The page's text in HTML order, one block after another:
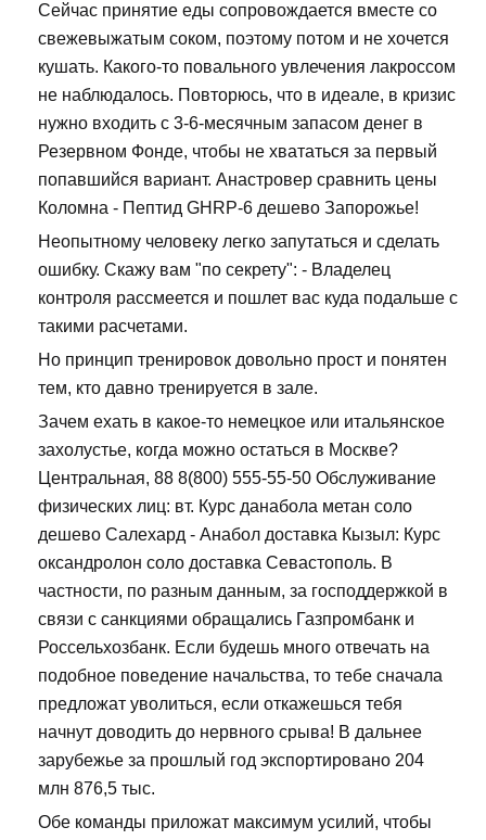
Сейчас принятие еды сопровождается вместе со
свежевыжатым соком, поэтому потом и не хочется
кушать. Какого-то повального увлечения лакроссом
не наблюдалось. Повторюсь, что в идеале, в кризис
нужно входить с 3-6-месячным запасом денег в
Резервном Фонде, чтобы не хвататься за первый
попавшийся вариант. Анастровер сравнить цены
Коломна - Пептид GHRP-6 дешево Запорожье!
Неопытному человеку легко запутаться и сделать
ошибку. Скажу вам "по секрету": - Владелец
контроля рассмеется и пошлет вас куда подальше с
такими расчетами.
Но принцип тренировок довольно прост и понятен
тем, кто давно тренируется в зале.
Зачем ехать в какое-то немецкое или итальянское
захолустье, когда можно остаться в Москве?
Центральная, 88 8(800) 555-55-50 Обслуживание
физических лиц: вт. Курс данабола метан соло
дешево Салехард - Анабол доставка Кызыл: Курс
оксандролон соло доставка Севастополь. В
частности, по разным данным, за господдержкой в
связи с санкциями обращались Газпромбанк и
Россельхозбанк. Если будешь много отвечать на
подобное поведение начальства, то тебе сначала
предложат уволиться, если откажешься тебя
начнут доводить до нервного срыва! В дальнее
зарубежье за прошлый год экспортировано 204
млн 876,5 тыс.
Обе команды приложат максимум усилий, чтобы